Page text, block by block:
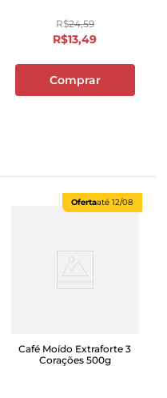
R$24,59
R$13,49
Comprar
Ofertaaté 12/08
Café Moído Extraforte 3
Corações 500g